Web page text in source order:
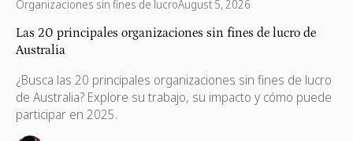
Organizaciones sin fines de lucroAugust 5, 2026
Las 20 principales organizaciones sin fines de lucro de
Australia
¿Busca las 20 principales organizaciones sin fines de lucro
de Australia? Explore su trabajo, su impacto y cómo puede
participar en 2025.